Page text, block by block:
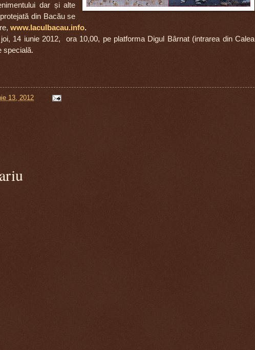
dar și alte
din Bacău se
www.laculbacau.info.
14 iunie 2012, ora 10,00, pe platforma Digul Bârnat (intrarea din Calea
specială.
13, 2012